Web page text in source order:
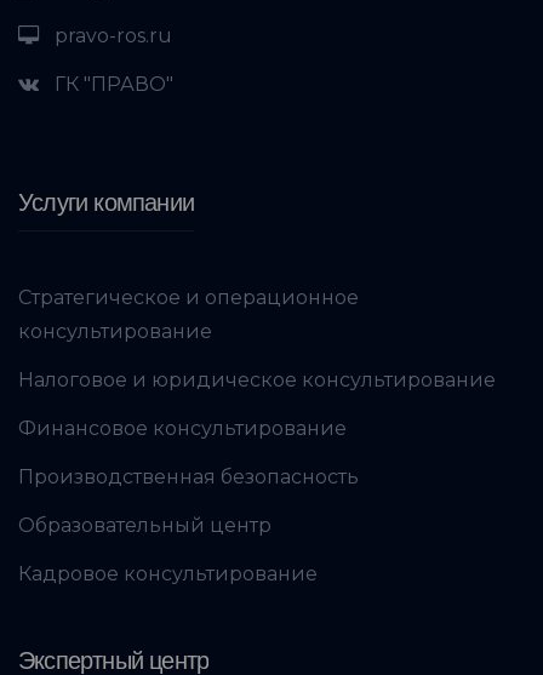
pravo-ros.ru
ГК "ПРАВО"
Услуги компании
Стратегическое и операционное
консультирование
Налоговое и юридическое консультирование
Финансовое консультирование
Производственная безопасность
Образовательный центр
Кадровое консультирование
Экспертный центр